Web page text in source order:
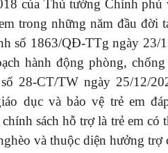
của Thủ tướng Chính phủ
trong những năm đầu đời
số 1863/QĐ-TTg ngày 23/
hành động phòng,
28-CT/TW ngày 25/12/
dục và bảo vệ trẻ em
sách hỗ trợ là trẻ em có
và thuộc diện hưởng trợ